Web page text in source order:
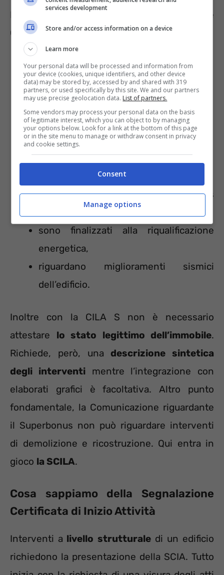
La CILA Superbonus differisce dalla normale
CILA in alcuni aspetti. Deve riportare se
gli interventi sono ammessi al Bonus
sono finalizzati alla riqualificazione
energetica,
riguardano miglioramenti sismici
dell’edificio.
Inoltre con la CILA S non è necessario
attestare lo stato legittimo dell’immobile.
Richiede, però, una descrizione sintetica
degli interventimentre l’integrazione con
elaborati grafici è facoltativa. Altro punto
fondamentale, la Comunicazione riguardante
il Superbonus non può riguardare interventi
di demolizione e ricostruzione. Qui entra in
gioco la SCILA.
Cosa sappiamo della Segnalazione
Certificata di Inizio Attività
Interventi a livello strutturaledi un edificio
richiedono la presentazione della SCIA. Tutto
services development
Store and/or access information on a device
Learn more
Your personal data will be processed and information from
your device (cookies, unique identifiers, and other device
data) may be stored by, accessed by and shared with 319
partners, or used specifically by this site. We and our partners
may use precise geolocation data. List of partners.
Some vendors may process your personal data on the basis
of legitimate interest, which you can object to by managing
your options below. Look for a link at the bottom of this page
or in the site menu to manage or withdraw consent in privacy
and cookie settings.
Consent
Manage options